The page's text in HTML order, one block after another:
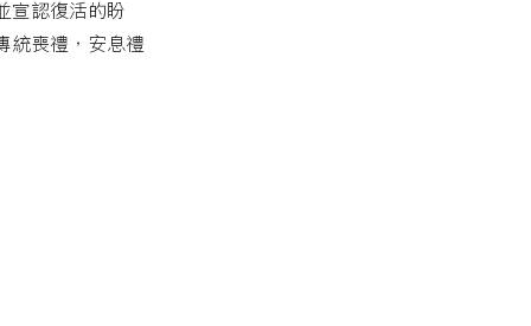
宣認復活的盼
統喪禮，安息禮